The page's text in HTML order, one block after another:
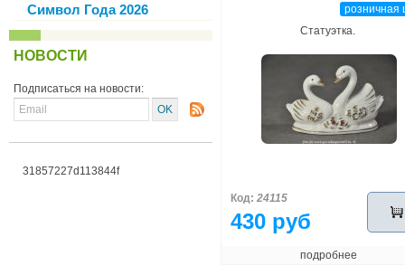
Символ Года 2026
НОВОСТИ
Подписаться на новости:
31857227d113844f
розничная
Статуэтка.
Код: 24115
430 руб
подробнее